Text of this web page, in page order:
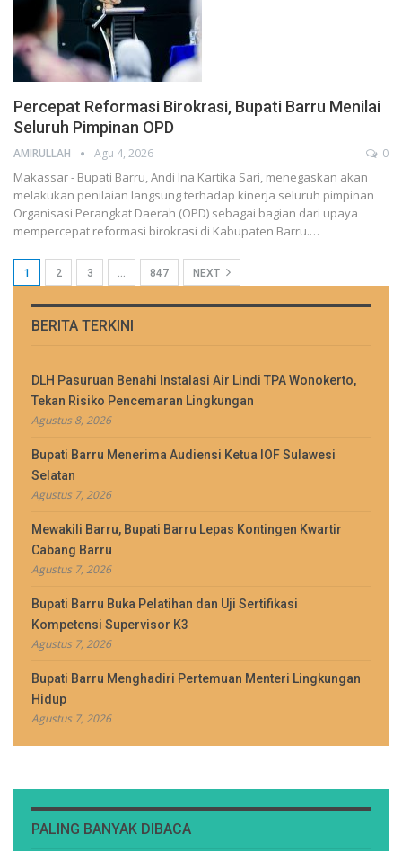
Percepat Reformasi Birokrasi, Bupati Barru Menilai
Seluruh Pimpinan OPD
AMIRULLAH Agu 4, 2026 0
Makassar - Bupati Barru, Andi Ina Kartika Sari, menegaskan akan
melakukan penilaian langsung terhadap kinerja seluruh pimpinan
Organisasi Perangkat Daerah (OPD) sebagai bagian dari upaya
mempercepat reformasi birokrasi di Kabupaten Barru.…
1 2 3 … 847 NEXT
BERITA TERKINI
DLH Pasuruan Benahi Instalasi Air Lindi TPA Wonokerto,
Tekan Risiko Pencemaran Lingkungan
Agustus 8, 2026
Bupati Barru Menerima Audiensi Ketua IOF Sulawesi
Selatan
Agustus 7, 2026
Mewakili Barru, Bupati Barru Lepas Kontingen Kwartir
Cabang Barru
Agustus 7, 2026
Bupati Barru Buka Pelatihan dan Uji Sertifikasi
Kompetensi Supervisor K3
Agustus 7, 2026
Bupati Barru Menghadiri Pertemuan Menteri Lingkungan
Hidup
Agustus 7, 2026
PALING BANYAK DIBACA